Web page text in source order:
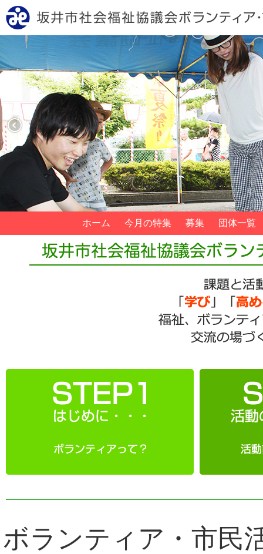
ホーム 今月の特集 募集 団体一覧
ボランティア・市民